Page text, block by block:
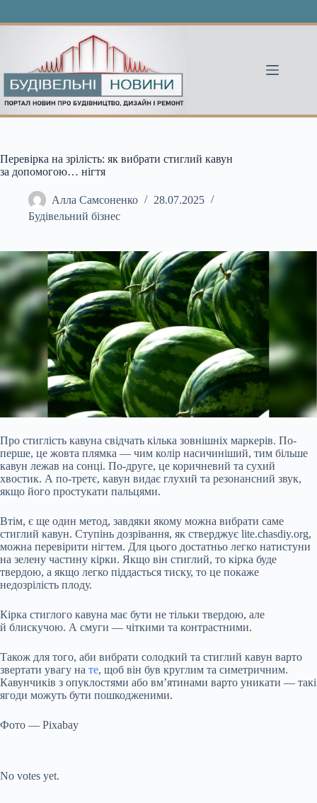
Перевірка на зрілість: як вибрати стиглий кавун
за допомогою… нігтя
Алла Самсоненко
28.07.2025
Будівельний бізнес
Про стиглість кавуна свідчать кілька зовнішніх маркерів. По-
перше, це жовта плямка — чим колір насичиніший, тим більше
кавун лежав на сонці. По-друге, це коричневий та сухий
хвостик. А по-третє, кавун видає глухий та резонансний звук,
якщо його простукати пальцями.
Втім, є ще один метод, завдяки якому можна вибрати саме
стиглий кавун. Ступінь дозрівання, як стверджує lite.chasdiy.org,
можна перевірити нігтем. Для цього достатньо легко натистуни
на зелену частину кірки. Якщо він стиглий, то кірка буде
твердою, а якщо легко піддасться тиску, то це покаже
недозрілість плоду.
Кірка стиглого кавуна має бути не тільки твердою, але
й блискучою. А смуги — чіткими та контрастними.
Також для того, аби вибрати солодкий та стиглий кавун варто
звертати увагу на те, щоб він був круглим та симетричним.
Кавунчиків з опуклостями або вм’ятинами варто уникати — такі
ягоди можуть бути пошкодженими.
Фото — Pixabay
No votes yet.